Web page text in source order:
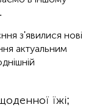
з'явилися нові
актуальним
їжі;